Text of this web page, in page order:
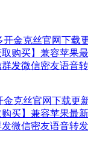
金克丝官网下载更
买】兼容苹果最
微信密友语音转